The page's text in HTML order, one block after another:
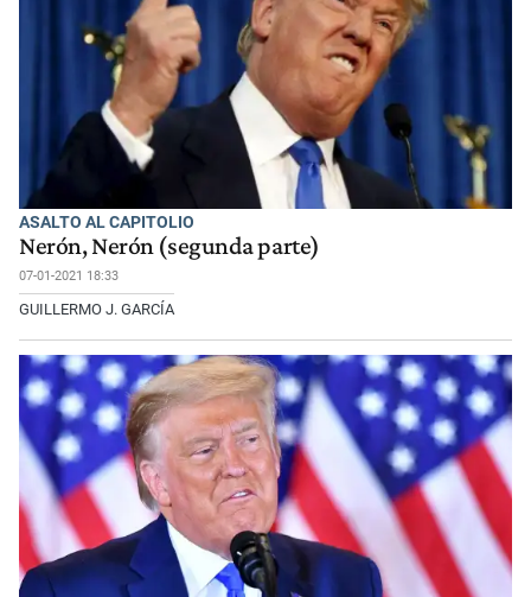
ASALTO AL CAPITOLIO
Nerón, Nerón (segunda parte)
07-01-2021 18:33
GUILLERMO J. GARCÍA